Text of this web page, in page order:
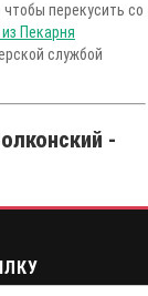
перекусить со
Пекарня
службой
-